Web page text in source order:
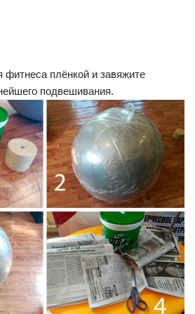
плёнкой и завяжите
подвешивания.